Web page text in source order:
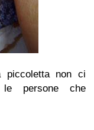
non ci
le persone che